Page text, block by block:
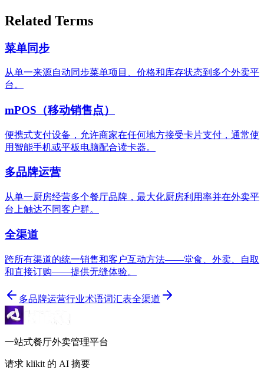
Related Terms
菜单同步
从单一来源自动同步菜单项目、价格和库存状态到多个外卖平
台。
mPOS（移动销售点）
便携式支付设备，允许商家在任何地方接受卡片支付，通常使
用智能手机或平板电脑配合读卡器。
多品牌运营
从单一厨房经营多个餐厅品牌，最大化厨房利用率并在外卖平
台上触达不同客户群。
全渠道
跨所有渠道的统一销售和客户互动方法——堂食、外卖、自取
和直接订购——提供无缝体验。
多品牌运营行业术语词汇表全渠道
一站式餐厅外卖管理平台
请求 klikit 的 AI 摘要